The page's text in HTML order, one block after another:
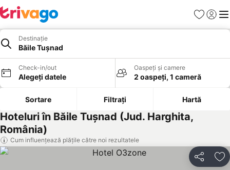
Favorite
Destinație
Băile Tuşnad
Check-in/out
Alegeți datele
Oaspeți și camere
2 oaspeți, 1 cameră
Sortare Filtrați Hartă
Hoteluri în Băile Tuşnad (Jud. Harghita,
România)
Cum influențează plățile către noi rezultatele
Distribuiți